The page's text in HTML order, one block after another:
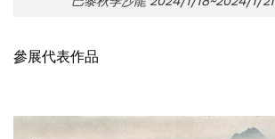
參展代表作品